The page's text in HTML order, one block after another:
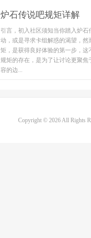
炉石传说吧规矩详解
引言，初入社区须知当你踏入炉
动，或是寻求卡组解惑的渴望，
矩，是获得良好体验的第一步，
规矩的存在，是为了让讨论更聚
容的边...
Copyright © 2026 All Rights